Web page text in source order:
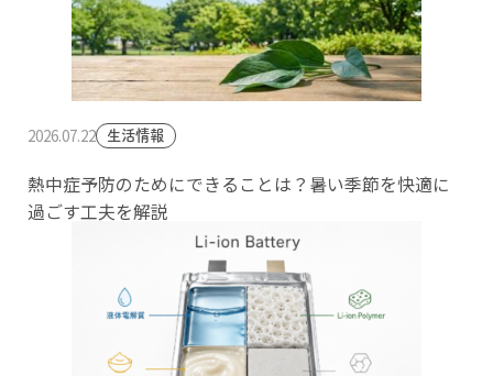
2026.07.22 生活情報
熱中症予防のためにできることは？暑い季節を快適に
過ごす工夫を解説